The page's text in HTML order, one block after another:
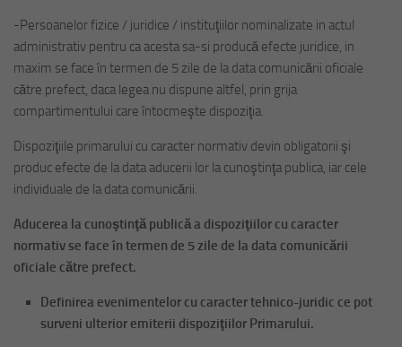
-Persoanelor fizice / juridice / instituţiilor nominalizate in actul
administrativ pentru ca acesta sa-si producă efecte juridice, in
maxim se face în termen de 5 zile de la data comunicării oficiale
către prefect, daca legea nu dispune altfel, prin grija
compartimentului care întocmeşte dispoziţia.
Dispoziţiile primarului cu caracter normativ devin obligatorii şi
produc efecte de la data aducerii lor la cunoştinţa publica, iar cele
individuale de la data comunicării.
Aducerea la cunoştinţă publică a dispoziţiilor cu caracter
normativ se face în termen de 5 zile de la data comunicării
oficiale către prefect.
Definirea evenimentelor cu caracter tehnico-juridic ce pot
surveni ulterior emiterii dispoziţiilor Primarului.